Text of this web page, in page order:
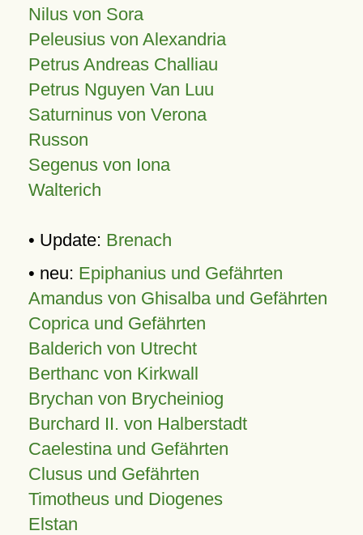
Nilus von Sora
Peleusius von Alexandria
Petrus Andreas Challiau
Petrus Nguyen Van Luu
Saturninus von Verona
Russon
Segenus von Iona
Walterich
• Update: Brenach
• neu: Epiphanius und Gefährten
Amandus von Ghisalba und Gefährten
Coprica und Gefährten
Balderich von Utrecht
Berthanc von Kirkwall
Brychan von Brycheiniog
Burchard II. von Halberstadt
Caelestina und Gefährten
Clusus und Gefährten
Timotheus und Diogenes
Elstan